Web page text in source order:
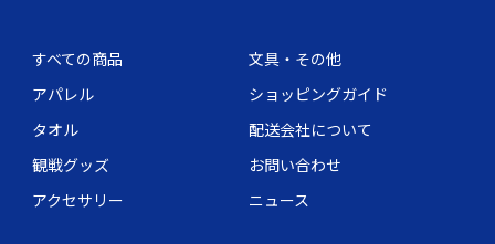
すべての商品
アパレル
タオル
観戦グッズ
アクセサリー
文具・その他
ショッピングガイド
配送会社について
お問い合わせ
ニュース